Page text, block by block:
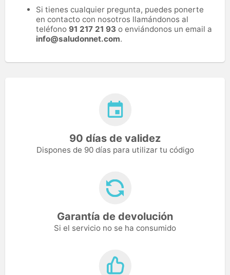
Si tienes cualquier pregunta, puedes ponerte
en contacto con nosotros llamándonos al
teléfono 91 217 21 93 o enviándonos un email a
info@saludonnet.com.
90 días de validez
Dispones de 90 días para utilizar tu código
Garantía de devolución
Si el servicio no se ha consumido